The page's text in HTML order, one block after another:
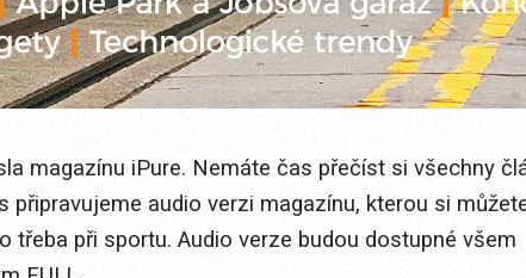
magazínu iPure. Nemáte čas přečíst si všechny
připravujeme audio verzi magazínu, kterou si
třeba při sportu. Audio verze budou dostupné všem